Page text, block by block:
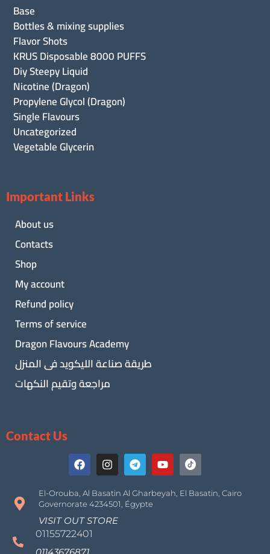
Base
Bottles & mixing supplies
Flavor Shots
KRUS Disposable 8000 PUFFS
Diy Steepy Liquid
Nicotine (Dragon)
Propylene Glycol (Dragon)
Single Flavours
Uncategorized
Vegetable Glycerin
Important Links
About us
Contacts
Shop
My account
Refund policy
Terms of service
Dragon Flavours Academy
طريقة صناعة الليكويد فى المنزل
مراجعة وتقيم النكهات
Contact Us
El-Orouba, Al Basatin Al Gharbeyah, El Basatin, Cairo
Governorate 4234501, Égypte
VISIT OUT STORE
01155722401
01143676871